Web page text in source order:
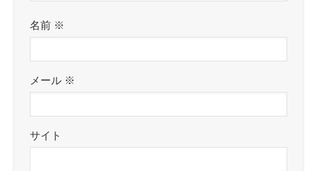
名前 ※
メール ※
サイト